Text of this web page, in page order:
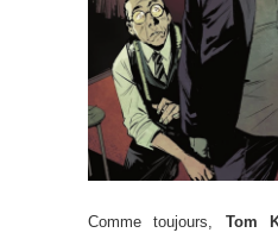
Comme toujours, Tom